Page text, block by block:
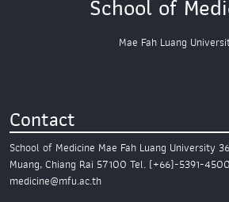
School of
Mae Fah Luang
Contact
School of Medicine Mae Fah Luang University
Muang,Chiang Rai 57100 Tel. (+66)-5391-4500
medicine@mfu.ac.th